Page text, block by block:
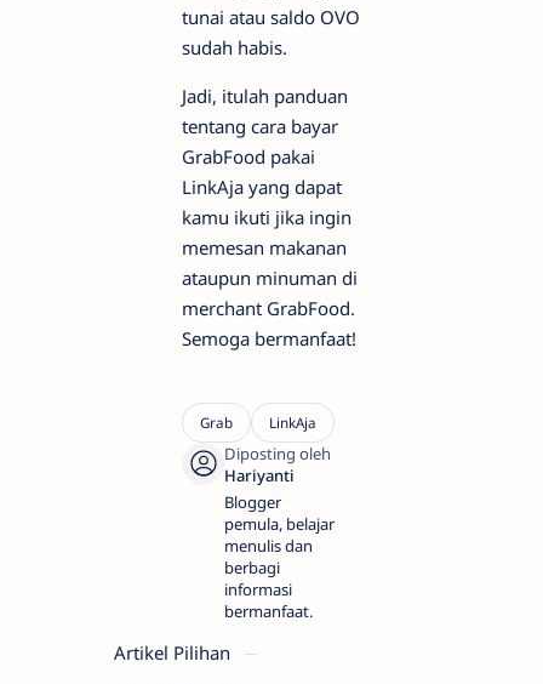
tunai atau saldo OVO
sudah habis.
Jadi, itulah panduan
tentang cara bayar
GrabFood pakai
LinkAja yang dapat
kamu ikuti jika ingin
memesan makanan
ataupun minuman di
merchant GrabFood.
Semoga bermanfaat!
Blogger
pemula, belajar
menulis dan
berbagi
informasi
bermanfaat.
Artikel Pilihan